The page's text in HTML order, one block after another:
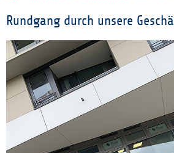
Rundgang durch unsere